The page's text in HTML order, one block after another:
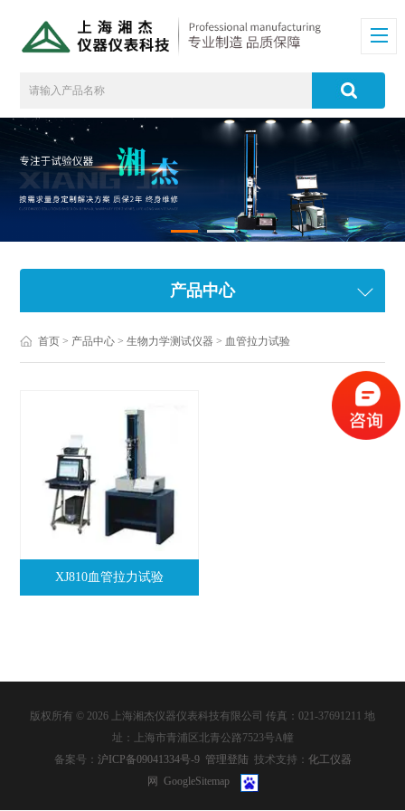
产品中心
首页 > 产品中心 >生物力学测试仪器 > 血管拉力试验
XJ810血管拉力试验
版权所有 © 2026 上海湘杰仪器仪表科技有限公司 传真：021-37691211 地
址：上海市青浦区北青公路7523号A幢
备案号： 沪ICP备09041334号-9 管理登陆 技术支持： 化工仪器
网 GoogleSitemap